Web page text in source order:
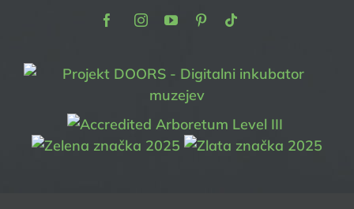
FacebookInstagram
YoutubePinterest